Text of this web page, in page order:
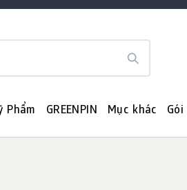
Phẩm GREENPIN Mục khác